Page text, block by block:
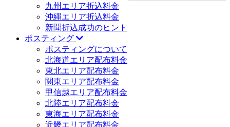
九州エリア折込料金
沖縄エリア折込料金
新聞折込成功のヒント
ポスティング
ポスティングについて
北海道エリア配布料金
東北エリア配布料金
関東エリア配布料金
甲信越エリア配布料金
北陸エリア配布料金
東海エリア配布料金
近畿エリア配布料金